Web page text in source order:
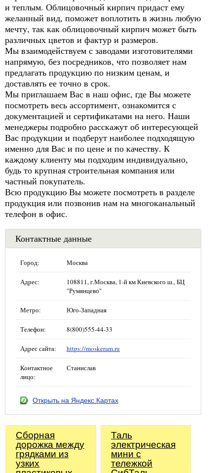
и теплым. Облицовочный кирпич придаст ему
желанный вид, поможет воплотить в жизнь любую
мечту, так как облицовочный кирпич может быть
различных цветов и фактур и размеров.
Мы взаимодействуем с заводами изготовителями
напрямую, без посредников, что позволяет нам
предлагать продукцию по низким ценам, и
доставлять ее точно в срок.
Мы приглашаем Вас в наш офис, где Вы можете
посмотреть весь ассортимент, ознакомится с
документацией и сертификатами на него. Наши
менеджеры подробно расскажут об интересующей
Вас продукции и подберут наиболее подходящую
именно для Вас и по цене и по качеству. К
каждому клиенту мы подходим индивидуально,
будь то крупная строительная компания или
частный покупатель.
Всю продукцию Вы можете посмотреть в разделе
продукция или позвонив нам на многоканальный
телефон в офис.
Контактные данные
Город: Москва
Адрес:
108811, г.Москва, 1-й км Киевского ш., БЦ
"Румянцево"
Метро: Юго-Западная
Телефон: 8(800)555-44-33
Адрес сайта: https://moskeram.ru
Контактное
лицо:
Станислав
Открыть на Яндекс.Картах
Сборная
дорожка между
грядками из
узких
Таль
электрическая
мини с
тележкой